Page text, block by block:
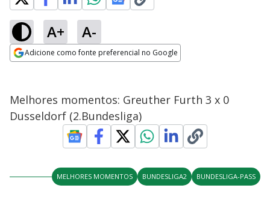
A+ A-
Adicione como fonte preferencial no Google
Melhores momentos: Greuther Furth 3 x 0
Dusseldorf (2.Bundesliga)
MELHORES MOMENTOS BUNDESLIGA2 BUNDESLIGA-PASS